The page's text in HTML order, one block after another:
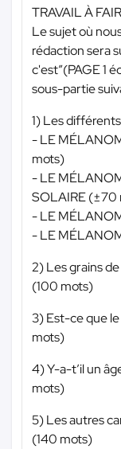
TRAVAIL À
Le sujet où
rédaction sera
c'est”(PAGE 1
sous-partie
1) Les
- LE
mots)
- LE
SOLAIRE (±70
- LE
- LE
2) Les grains
(100 mots)
3) Est-ce que
mots)
4) Y-a-t’il un
mots)
5) Les autres
(140 mots)